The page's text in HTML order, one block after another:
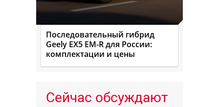
Последовательный гибрид
Geely EX5 EM-R для России:
комплектации и цены
Сейчас обсуждают